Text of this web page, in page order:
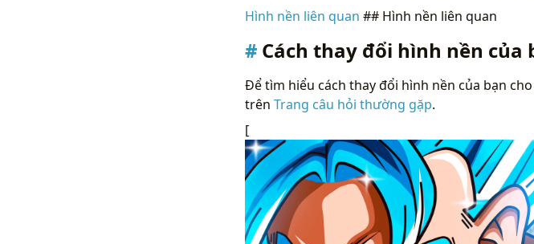
Hình nền liên quan ## Hình nền liên quan
Cách thay đổi hình nền của
Để tìm hiểu cách thay đổi hình nền của bạn
trên Trang câu hỏi thường gặp.
[